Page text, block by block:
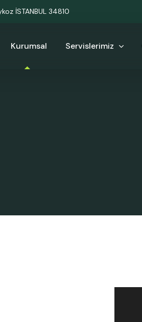
İSTANBUL 34810
Kurumsal Servislerimiz